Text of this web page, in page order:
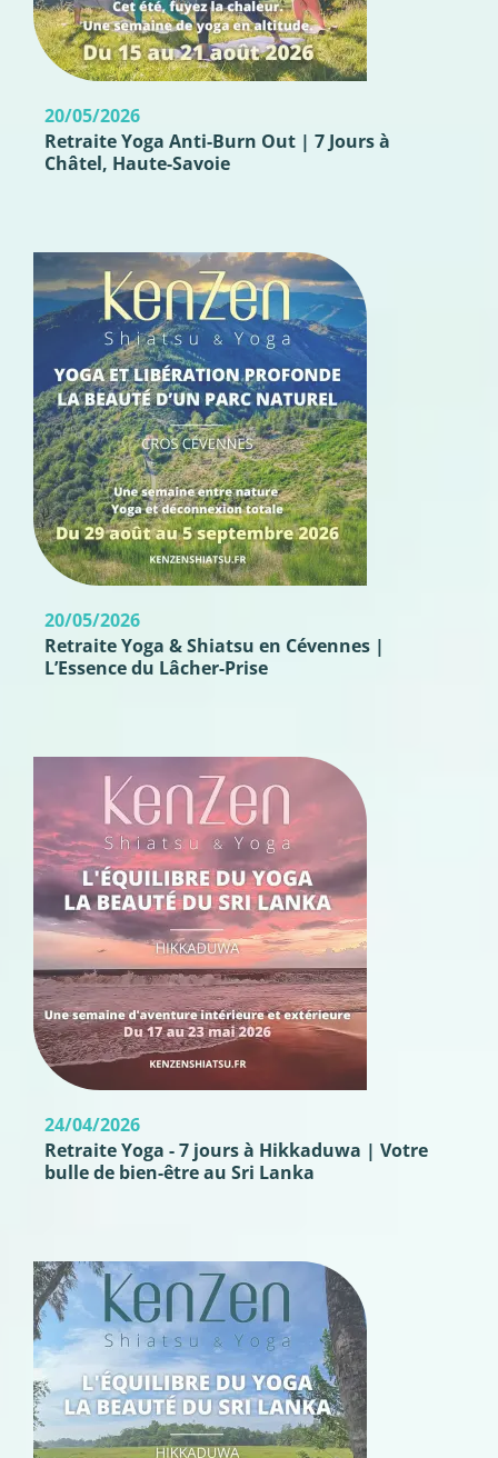
20/05/2026
Retraite Yoga Anti-Burn Out | 7 Jours à
Châtel, Haute-Savoie
20/05/2026
Retraite Yoga & Shiatsu en Cévennes |
L’Essence du Lâcher-Prise
24/04/2026
Retraite Yoga - 7 jours à Hikkaduwa | Votre
bulle de bien-être au Sri Lanka